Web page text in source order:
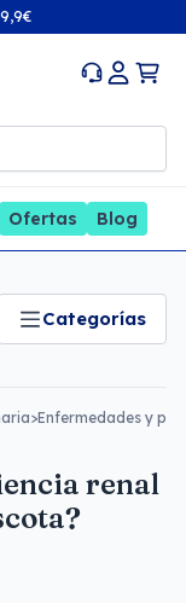
Ofertas Blog
Categorías
>Enfermedades y
renal